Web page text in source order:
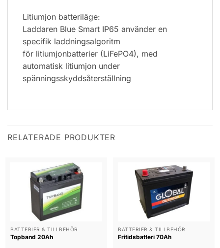
Litiumjon batteriläge:
Laddaren Blue Smart IP65 använder en
specifik laddningsalgoritm
för litiumjonbatterier (LiFePO4), med
automatisk litiumjon under
spänningsskyddsåterställning
RELATERADE PRODUKTER
BATTERIER & TILLBEHÖR
Topband 20Ah
BATTERIER & TILLBEHÖR
Fritidsbatteri 70Ah